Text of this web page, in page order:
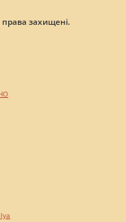
захищені.